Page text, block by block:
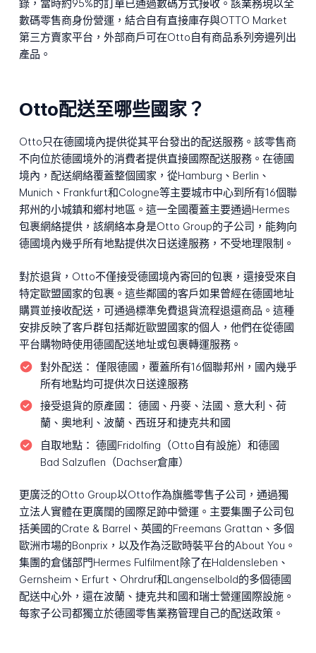
錄，當時約95%的訂單已通過數碼方式接收。該業務現以全
數碼零售商身份營運，結合自有直接庫存與OTTO Market
第三方賣家平台，外部商戶可在Otto自有商品系列旁邊列出
產品。
Otto配送至哪些國家？
Otto只在德國境內提供從其平台發出的配送服務。該零售商
不向位於德國境外的消費者提供直接國際配送服務。在德國
境內，配送網絡覆蓋整個國家，從Hamburg、Berlin、
Munich、Frankfurt和Cologne等主要城市中心到所有16個聯
邦州的小城鎮和鄉村地區。這一全國覆蓋主要通過Hermes
包裹網絡提供，該網絡本身是Otto Group的子公司，能夠向
德國境內幾乎所有地點提供次日送達服務，不受地理限制。
對於退貨，Otto不僅接受德國境內寄回的包裹，還接受來自
特定歐盟國家的包裹。這些鄰國的客戶如果曾經在德國地址
購買並接收配送，可通過標準免費退貨流程退還商品。這種
安排反映了客戶群包括鄰近歐盟國家的個人，他們在從德國
平台購物時使用德國配送地址或包裹轉運服務。
對外配送： 僅限德國，覆蓋所有16個聯邦州，國內幾乎
所有地點均可提供次日送達服務
接受退貨的原產國： 德國、丹麥、法國、意大利、荷
蘭、奧地利、波蘭、西班牙和捷克共和國
自取地點： 德國Fridolfing（Otto自有設施）和德國
Bad Salzuflen（Dachser倉庫）
更廣泛的Otto Group以Otto作為旗艦零售子公司，通過獨
立法人實體在更廣闊的國際足跡中營運。主要集團子公司包
括美國的Crate & Barrel、英國的Freemans Grattan、多個
歐洲市場的Bonprix，以及作為泛歐時裝平台的About You。
集團的倉儲部門Hermes Fulfilment除了在Haldensleben、
Gernsheim、Erfurt、Ohrdruf和Langenselbold的多個德國
配送中心外，還在波蘭、捷克共和國和瑞士營運國際設施。
每家子公司都獨立於德國零售業務管理自己的配送政策。